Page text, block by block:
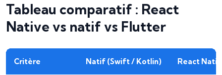
Tableau comparatif : React
Native vs natif vs Flutter
Critère Natif (Swift / Kotlin) React